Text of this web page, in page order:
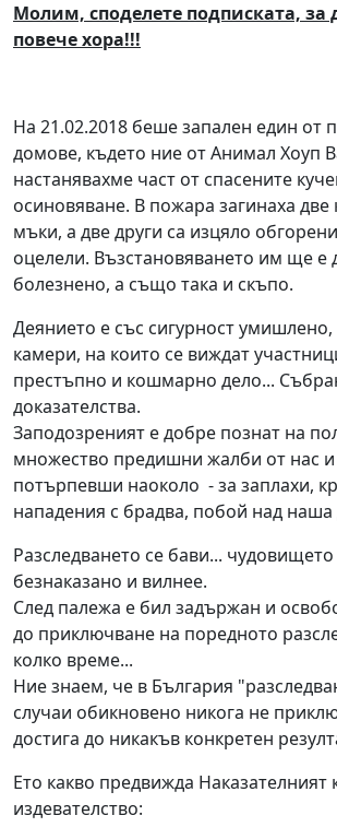
Молим, споделете подписката, за
повече хора!!!
На 21.02.2018 беше запален един от
домове, където ние от Анимал Хоуп
настанявахме част от спасените
осиновяване. В пожара загинаха две
мъки, а две други са изцяло
оцелели. Възстановяването им ще е
болезнено, а също така и скъпо.
Деянието е със сигурност
камери, на които се виждат
престъпно и кошмарно дело...
доказателства.
Заподозреният е добре познат на
множество предишни жалби от нас и
потърпевши наоколо - за заплахи,
нападения с брадва, побой над наша
Разследването се бави... чудовището
безнаказано и вилнее.
След палежа е бил задържан и
до приключване на поредното
колко време...
Ние знаем, че в България
случаи обикновено никога не
достига до никакъв конкретен
Ето какво предвижда Наказателният
издевателство: